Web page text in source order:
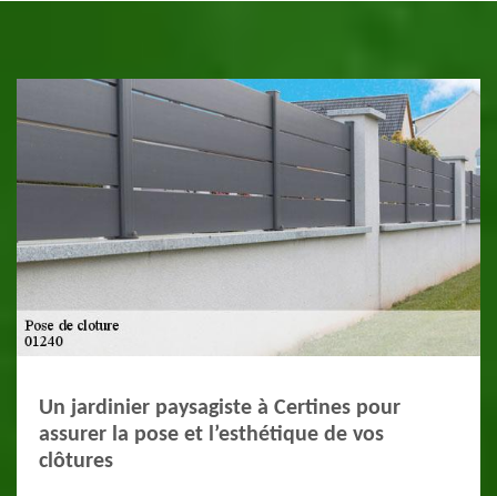
Un jardinier paysagiste à Certines pour
assurer la pose et l’esthétique de vos
clôtures